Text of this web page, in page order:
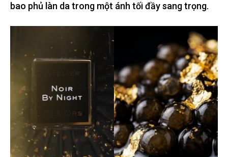
bao phủ làn da trong một ánh tối đầy sang trọng.